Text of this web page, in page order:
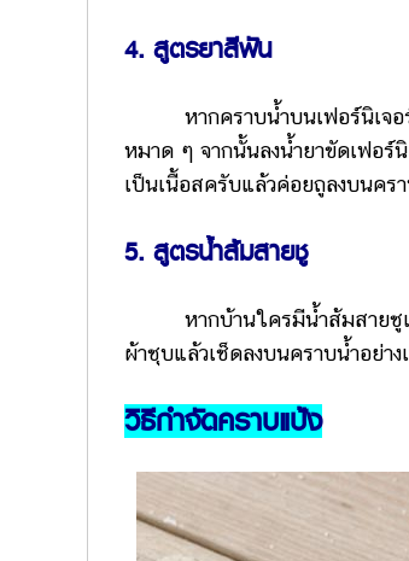
4. สูตรยาสีฟัน
หากคราบน้ำบนเฟอร์นิเจอร์ไ
หมาด ๆ จากนั้นลงน้ำยาขัดเฟอร์
เป็นเนื้อสครับแล้วค่อยถูลงบนคร
5. สูตรน้ำส้มสายชู
หากบ้านใครมีน้ำส้มสายชูเห
ผ้าชุบแล้วเช็ดลงบนคราบน้ำอย่า
วิธีกำจัดคราบแป้ง